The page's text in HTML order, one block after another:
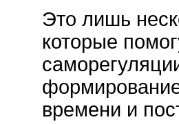
Это лишь
которые
времени и